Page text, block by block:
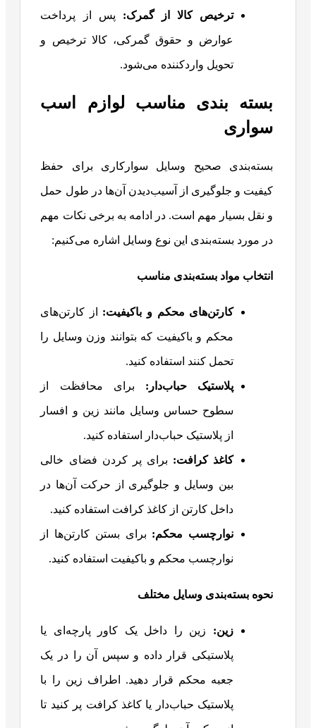
ترخیص کالا از گمرک: پس از پرداخت
عوارض و حقوق گمرکی، کالا ترخیص و
تحویل واردکننده می‌شود.
بسته بندی مناسب لوازم اسب
سواری
بسته‌بندی صحیح وسایل سوارکاری برای حفظ
کیفیت و جلوگیری از آسیب‌دیدن آن‌ها در طول حمل
و نقل بسیار مهم است. در ادامه به برخی نکات مهم
در مورد بسته‌بندی این نوع وسایل اشاره می‌کنیم:
انتخاب مواد بسته‌بندی مناسب
کارتن‌های محکم و باکیفیت: از کارتن‌های
محکم و باکیفیت که بتوانند وزن وسایل را
تحمل کنند استفاده کنید.
پلاستیک حباب‌دار : برای محافظت از
سطوح حساس وسایل مانند زین و افسار
از پلاستیک حباب‌دار استفاده کنید.
کاغذ کرافت: برای پر کردن فضای خالی
بین وسایل و جلوگیری از حرکت آن‌ها در
داخل کارتن از کاغذ کرافت استفاده کنید.
نوارچسب محکم: برای بستن کارتن‌ها از
نوارچسب محکم و باکیفیت استفاده کنید.
نحوه بسته‌بندی وسایل مختلف
زین: زین را داخل یک کاور پارچه‌ای یا
پلاستیکی قرار داده و سپس آن را در یک
جعبه محکم قرار دهید. اطراف زین را با
پلاستیک حباب‌دار یا کاغذ کرافت پر کنید تا